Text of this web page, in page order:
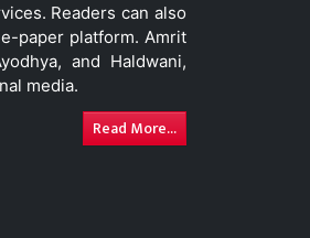
Readers can also
paper platform. Amrit
and Haldwani,
media.
Read More...